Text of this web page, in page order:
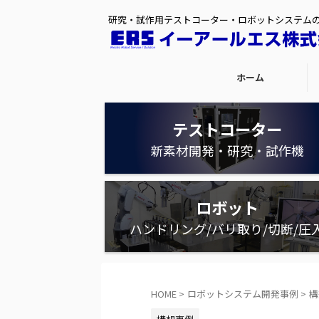
研究・試作用テストコーター・ロボットシステム
ホーム
テストコーター
新素材開発・研究・試作機
ロボット
ハンドリング/バリ取り/切断/圧
HOME > ロボットシステム開発事例 >